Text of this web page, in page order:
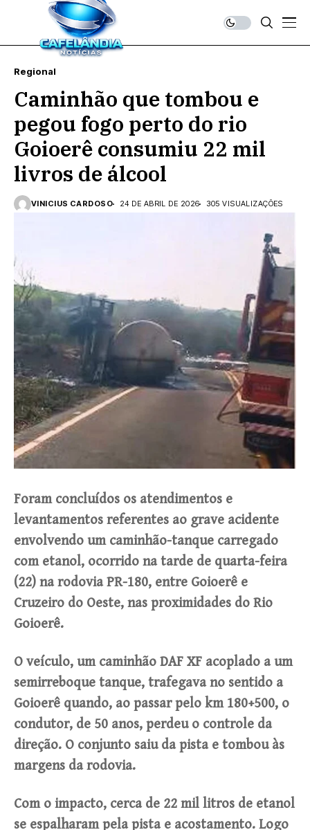
Regional
Caminhão que tombou e
pegou fogo perto do rio
Goioerê consumiu 22 mil
livros de álcool
VINICIUS CARDOSO 24 DE ABRIL DE 2026 305 VISUALIZAÇÕES
Foram concluídos os atendimentos e
levantamentos referentes ao grave acidente
envolvendo um caminhão-tanque carregado
com etanol, ocorrido na tarde de quarta-feira
(22) na rodovia PR-180, entre Goioerê e
Cruzeiro do Oeste, nas proximidades do Rio
Goioerê.
O veículo, um caminhão DAF XF acoplado a um
semirreboque tanque, trafegava no sentido a
Goioerê quando, ao passar pelo km 180+500, o
condutor, de 50 anos, perdeu o controle da
direção. O conjunto saiu da pista e tombou às
margens da rodovia.
Com o impacto, cerca de 22 mil litros de etanol
se espalharam pela pista e acostamento. Logo